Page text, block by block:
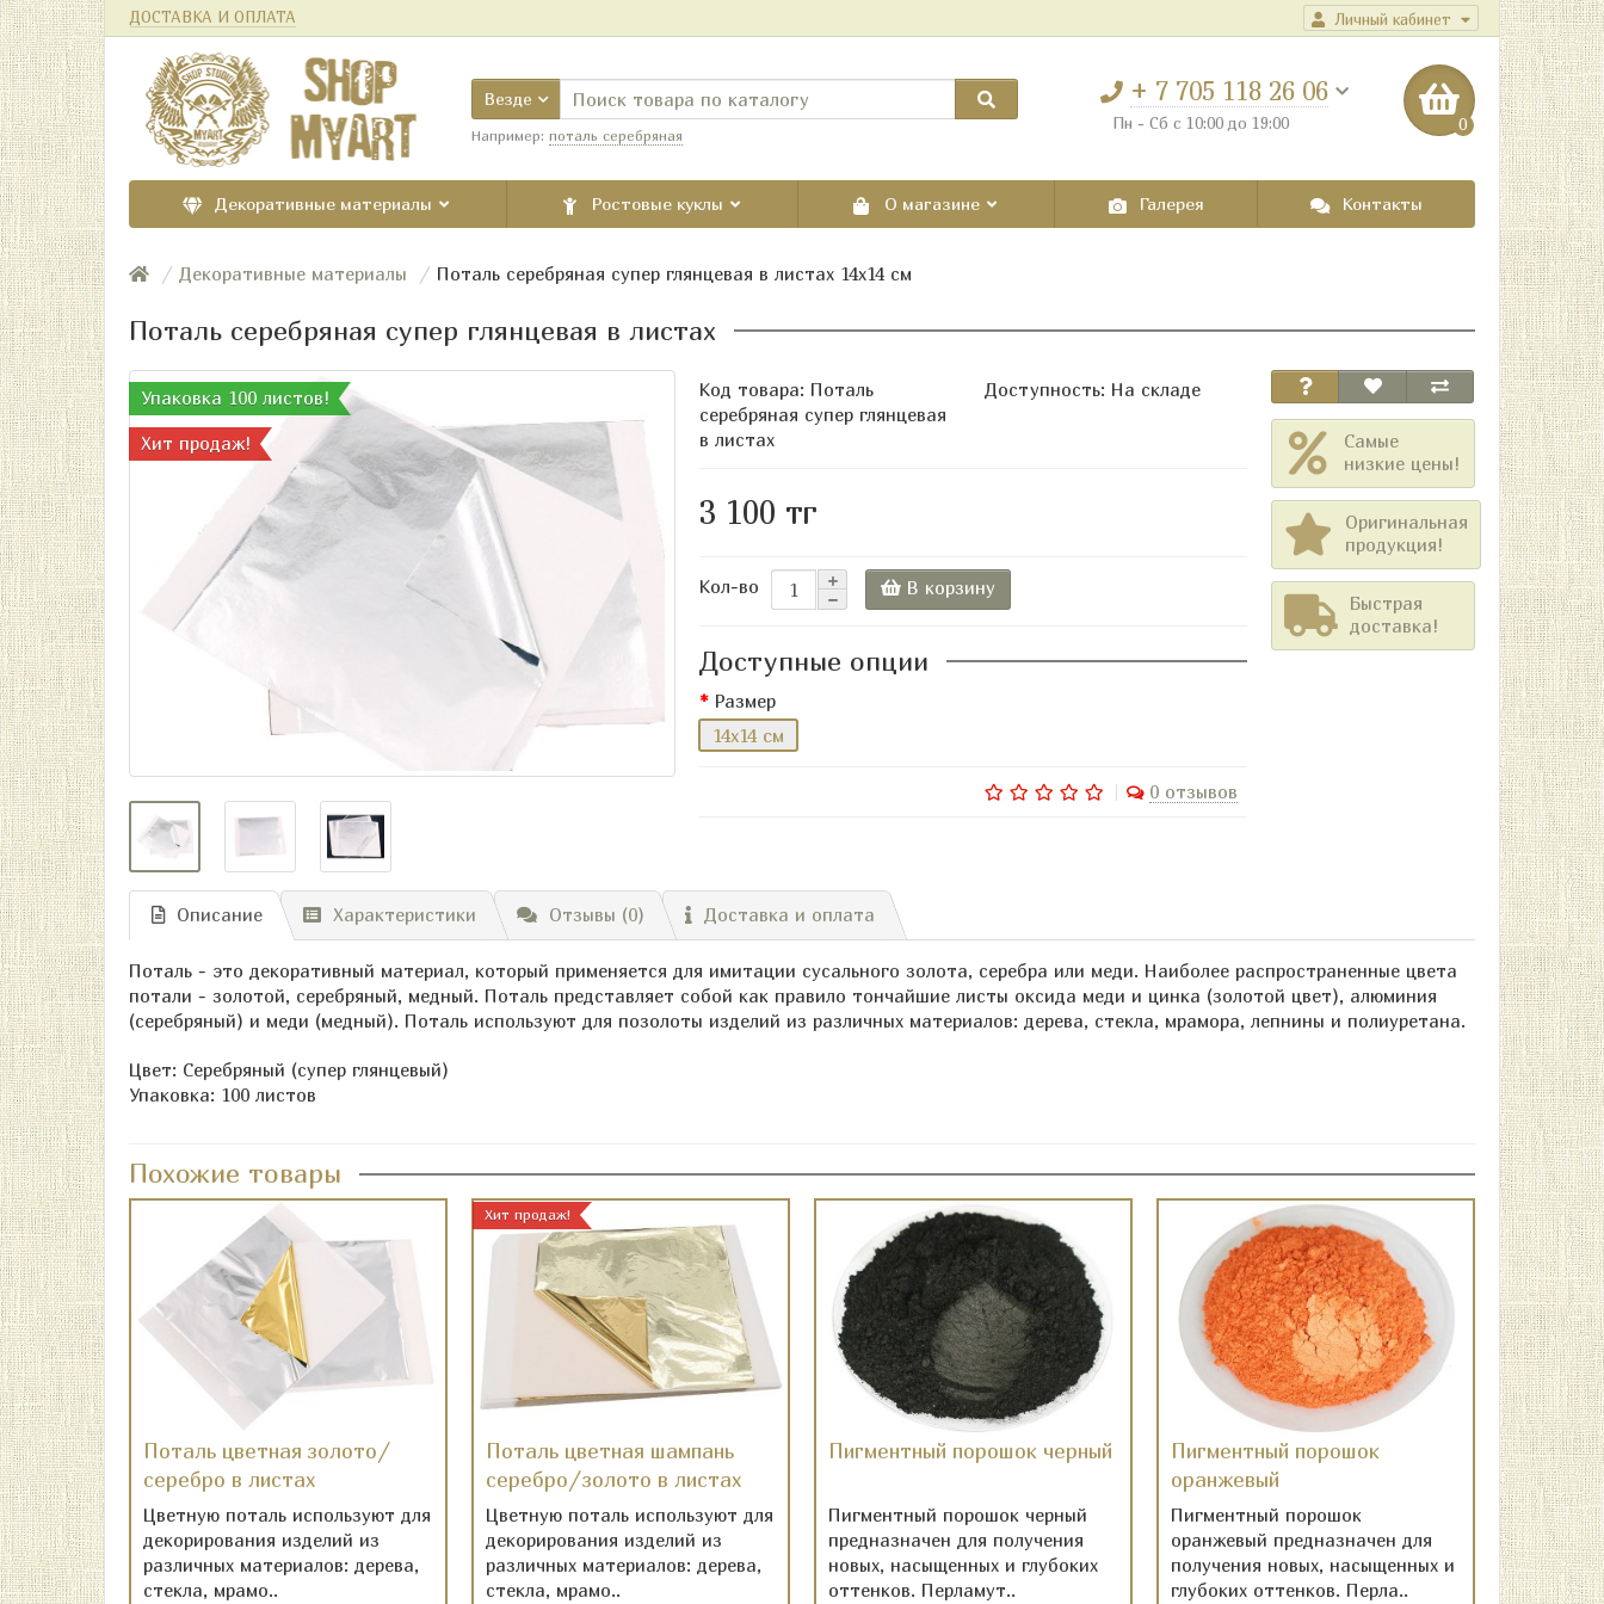
Личный кабинет
ДОСТАВКА И ОПЛАТА
+ 7 705 118 26 06
Пн - Сб с 10:00 до 19:00 0
Везде
Например: поталь серебряная
Декоративные материалы Ростовые куклы О магазине Галерея Контакты
Декоративные материалы Поталь серебряная супер глянцевая в листах 14х14 см
Поталь серебряная супер глянцевая в листах
Упаковка 100 листов!
Хит продаж!
Код товара: Поталь
серебряная супер глянцевая
в листах
Доступность: На складе
3 100 тг
Кол-во В корзину
Доступные опции
Размер
14x14 см
0 отзывов
Самые
низкие цены!
Оригинальная
продукция!
Быстрая
доставка!
Описание Характеристики Отзывы (0) Доставка и оплата
Поталь - это декоративный материал, который применяется для имитации сусального золота, серебра или меди. Наиболее распространенные цвета
потали - золотой, серебряный, медный. Поталь представляет собой как правило тончайшие листы оксида меди и цинка (золотой цвет), алюминия
(серебряный) и меди (медный). Поталь используют для позолоты изделий из различных материалов: дерева, стекла, мрамора, лепнины и полиуретана.
Цвет: Серебряный (супер глянцевый)
Упаковка: 100 листов
Похожие товары
Поталь цветная золото/
серебро в листах
Цветную поталь используют для
декорирования изделий из
различных материалов: дерева,
стекла, мрамо..
Хит продаж!
Поталь цветная шампань
серебро/золото в листах
Цветную поталь используют для
декорирования изделий из
различных материалов: дерева,
стекла, мрамо..
Пигментный порошок черный
Пигментный порошок черный
предназначен для получения
новых, насыщенных и глубоких
оттенков. Перламут..
Пигментный порошок
оранжевый
Пигментный порошок
оранжевый предназначен для
получения новых, насыщенных и
глубоких оттенков. Перла..